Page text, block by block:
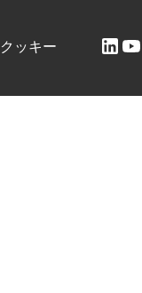
クッキー